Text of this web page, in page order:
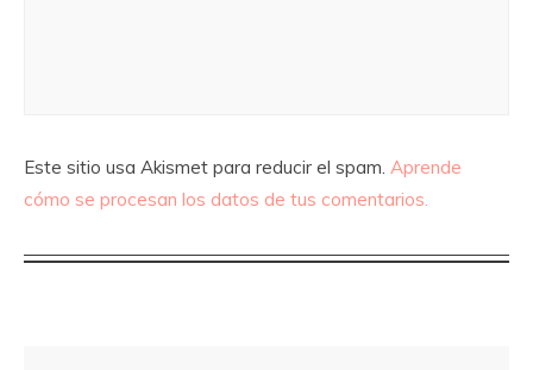
Este sitio usa Akismet para reducir el spam. Aprende
cómo se procesan los datos de tus comentarios.